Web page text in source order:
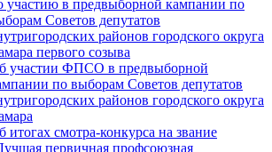
участию в предвыборной кампании по
Советов депутатов
районов городского округа
первого созыва
участии ФПСО в предвыборной
по выборам Советов депутатов
районов городского округа
итогах смотра-конкурса на звание
первичная профсоюзная